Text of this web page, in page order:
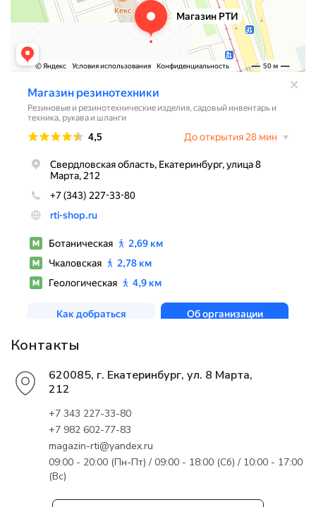
Контакты
620085, г. Екатеринбург, ул. 8 Марта,
212
+7 343 227-33-80
+7 982 602-77-83
magazin-rti@yandex.ru
09:00 - 20:00 (Пн-Пт) / 09:00 - 18:00 (Сб) / 10:00 - 17:00
(Вс)